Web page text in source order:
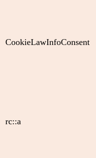
CookieLawInfoConsent
rc::a